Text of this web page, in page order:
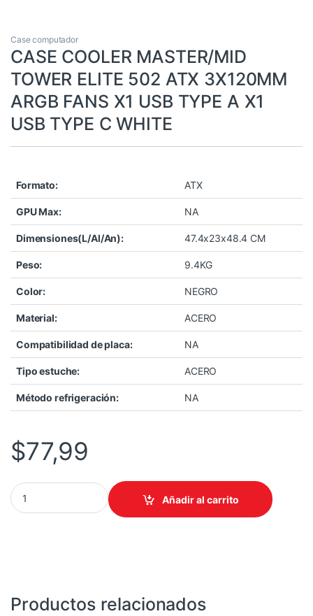
Case computador
CASE COOLER MASTER/MID
TOWER ELITE 502 ATX 3X120MM
ARGB FANS X1 USB TYPE A X1
USB TYPE C WHITE
Formato: ATX
GPU Max: NA
Dimensiones(L/Al/An): 47.4x23x48.4 CM
Peso: 9.4KG
Color: NEGRO
Material: ACERO
Compatibilidad de placa: NA
Tipo estuche: ACERO
Método refrigeración: NA
$77,99
CASE COOLER MASTER/MID TOWER ELITE 502 ATX 3X120MM
Añadir al carrito
Productos relacionados